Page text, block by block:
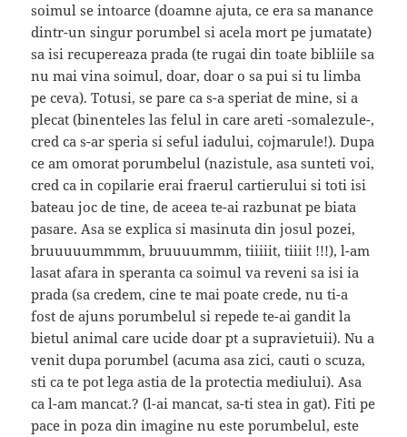
soimul se intoarce (doamne ajuta, ce era sa manance
dintr-un singur porumbel si acela mort pe jumatate)
sa isi recupereaza prada (te rugai din toate bibliile sa
nu mai vina soimul, doar, doar o sa pui si tu limba
pe ceva). Totusi, se pare ca s-a speriat de mine, si a
plecat (binenteles las felul in care areti -somalezule-,
cred ca s-ar speria si seful iadului, cojmarule!). Dupa
ce am omorat porumbelul (nazistule, asa sunteti voi,
cred ca in copilarie erai fraerul cartierului si toti isi
bateau joc de tine, de aceea te-ai razbunat pe biata
pasare. Asa se explica si masinuta din josul pozei,
bruuuuummmm, bruuuummm, tiiiiit, tiiiit !!!), l-am
lasat afara in speranta ca soimul va reveni sa isi ia
prada (sa credem, cine te mai poate crede, nu ti-a
fost de ajuns porumbelul si repede te-ai gandit la
bietul animal care ucide doar pt a supravietuii). Nu a
venit dupa porumbel (acuma asa zici, cauti o scuza,
sti ca te pot lega astia de la protectia mediului). Asa
ca l-am mancat.? (l-ai mancat, sa-ti stea in gat). Fiti pe
pace in poza din imagine nu este porumbelul, este